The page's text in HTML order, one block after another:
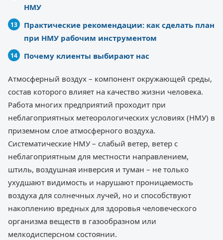
НМУ
Практические рекомендации: как сделать план
при НМУ рабочим инструментом
Почему клиенты выбирают нас
Атмосферный воздух – компонент окружающей среды,
состав которого влияет на качество жизни человека.
Работа многих предприятий проходит при
неблагоприятных метеорологических условиях (НМУ) в
приземном слое атмосферного воздуха.
Систематические НМУ – слабый ветер, ветер с
неблагоприятным для местности направлением,
штиль, воздушная инверсия и туман – не только
ухудшают видимость и нарушают проницаемость
воздуха для солнечных лучей, но и способствуют
накоплению вредных для здоровья человеческого
организма веществ в газообразном или
мелкодисперсном состоянии.